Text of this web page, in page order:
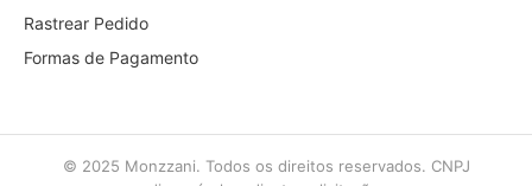
Rastrear Pedido
Formas de Pagamento
© 2025 Monzzani. Todos os direitos reservados. CNPJ